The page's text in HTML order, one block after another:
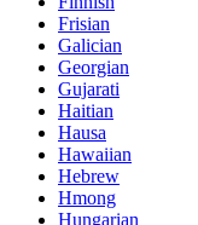
Frisian
Galician
Georgian
Gujarati
Haitian
Hausa
Hawaiian
Hebrew
Hmong
Hungarian